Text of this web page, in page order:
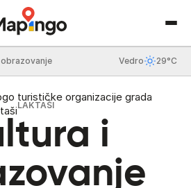
Vedro 29°C
LAKTAŠI
i